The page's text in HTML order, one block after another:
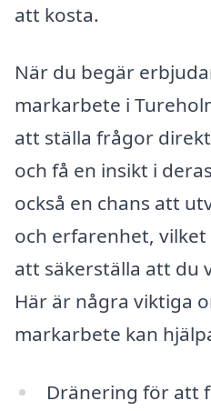
att kosta.
När du begär
markarbete i
att ställa frågor
och få en insikt i
också en chans att
och erfarenhet,
att säkerställa att du
Här är några viktiga
markarbete kan
Dränering för att